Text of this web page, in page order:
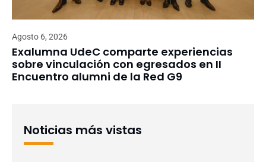
Agosto 6, 2026
Exalumna UdeC comparte experiencias
sobre vinculación con egresados en II
Encuentro alumni de la Red G9
Noticias más vistas